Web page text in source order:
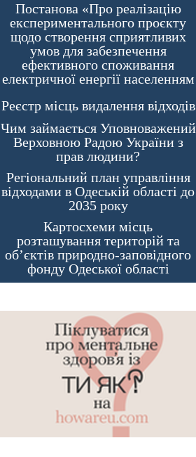
Постанова «Про реалізацію
експериментального проєкту
щодо створення сприятливих
умов для забезпечення
ефективного споживання
електричної енергії населенням
Реєстр місць видалення відходів
Чим займається Уповноважений
Верховною Радою України з
прав людини?
Регіональний план управління
відходами в Одеській області до
2035 року
Картосхеми місць
розташування територій та
об’єктів природно-заповідного
фонду Одеської області